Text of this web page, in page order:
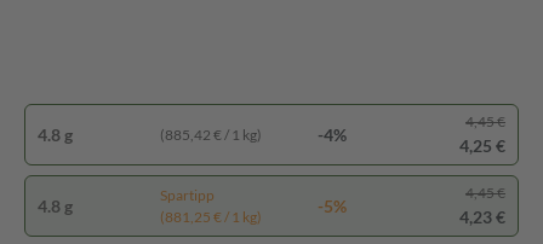
4.8 g (885,42 € / 1 kg) -4%
4,45 €
4,25 €
4.8 g
Spartipp
(881,25 € / 1 kg)
-5%
4,45 €
4,23 €